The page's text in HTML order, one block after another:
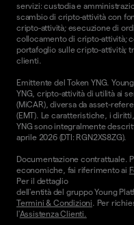
servizi: custodia e
scambio di cripto-attività con
cripto-attività; esecuzione di
collocamento di cripto-attività;
portafoglio sulle cripto-attività;
clienti.
Emittente del Token YNG.
YNG, cripto-attività di utilità ai
(MiCAR), diversa da asset-
(EMT). Le caratteristiche, i
YNG sono integralmente
aprile 2026 (DTI: RGN2XS8ZG).
Documentazione contrattuale.
economiche, fai riferimento ai
Per il dettaglio
dell'entità del gruppo Young
Termini & Condizioni. Per
l'Assistenza Clienti.